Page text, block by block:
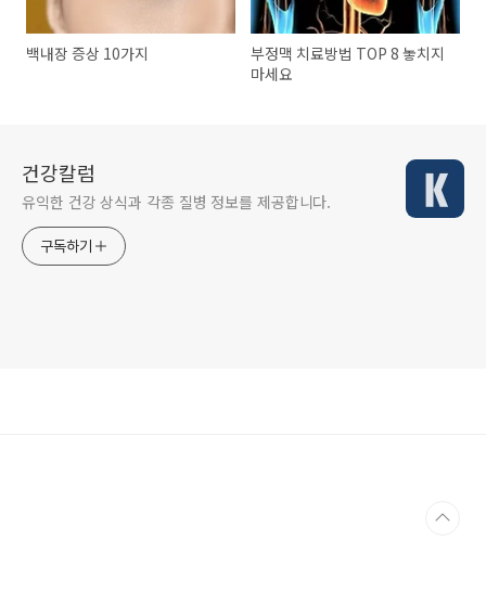
백내장 증상 10가지
부정맥 치료방법 TOP 8 놓치지
마세요
건강칼럼
유익한 건강 상식과 각종 질병 정보를 제공합니다.
구독하기